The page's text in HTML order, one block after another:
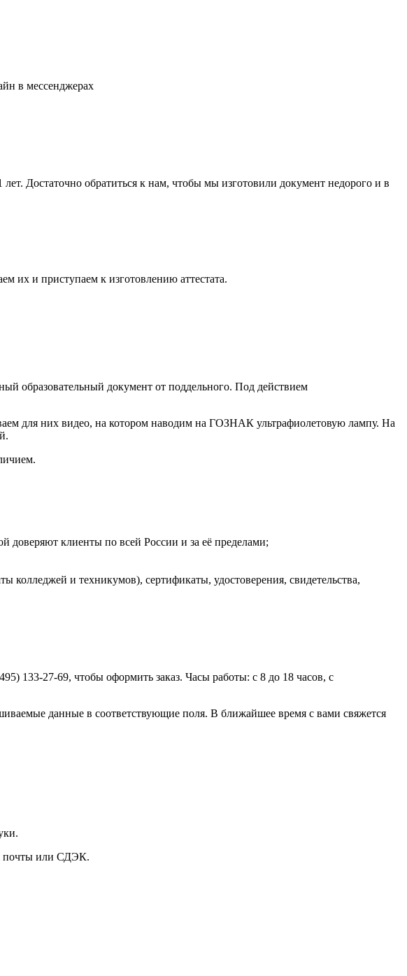
в мессенджерах
Достаточно обратиться к нам, чтобы мы изготовили документ недорого и в
их и приступаем к изготовлению аттестата.
образовательный документ от поддельного. Под действием
для них видео, на котором наводим на ГОЗНАК ультрафиолетовую лампу. На
доверяют клиенты по всей России и за её пределами;
колледжей и техникумов), сертификаты, удостоверения, свидетельства,
133-27-69, чтобы оформить заказ. Часы работы: с 8 до 18 часов, с
данные в соответствующие поля. В ближайшее время с вами свяжется
почты или СДЭК.